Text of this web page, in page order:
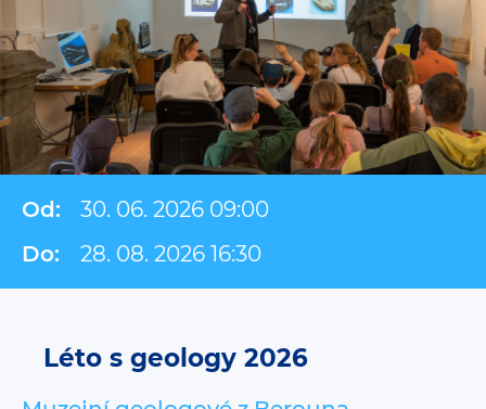
Od:
30. 06. 2026 09:00
Do:
28. 08. 2026 16:30
Léto s geology 2026